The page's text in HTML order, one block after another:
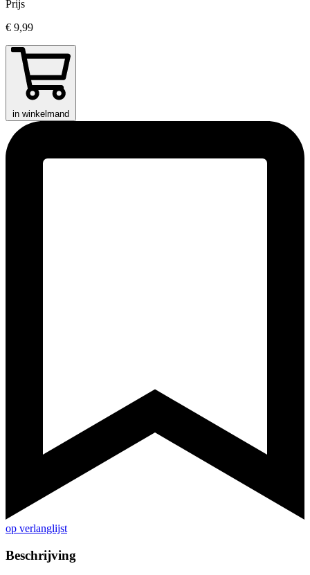
Prijs
€ 9,99
in winkelmand
op verlanglijst
Beschrijving